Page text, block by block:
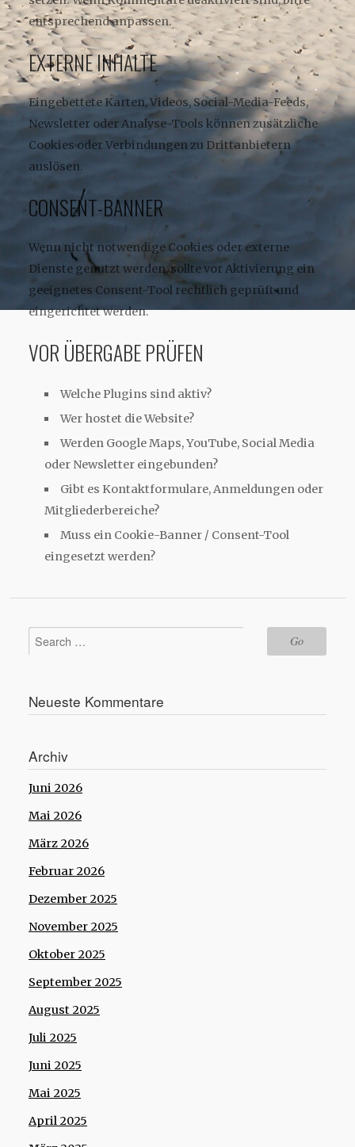
entsprechend anpassen.
EXTERNE INHALTE
Eingebettete Karten, Videos, Social-Media-Feeds,
Newsletter oder Analyse-Tools können zusätzliche
Cookies oder Verbindungen zu Drittanbietern
auslösen.
CONSENT-BANNER
Wenn nicht notwendige Cookies oder externe
Dienste genutzt werden, sollte vor Aktivierung ein
geeignetes Consent-Tool rechtlich geprüft und
eingerichtet werden.
VOR ÜBERGABE PRÜFEN
Welche Plugins sind aktiv?
Wer hostet die Website?
Werden Google Maps, YouTube, Social Media
oder Newsletter eingebunden?
Gibt es Kontaktformulare, Anmeldungen oder
Mitgliederbereiche?
Muss ein Cookie-Banner / Consent-Tool
eingesetzt werden?
Neueste Kommentare
Archiv
Juni 2026
Mai 2026
März 2026
Februar 2026
Dezember 2025
November 2025
Oktober 2025
September 2025
August 2025
Juli 2025
Juni 2025
Mai 2025
April 2025